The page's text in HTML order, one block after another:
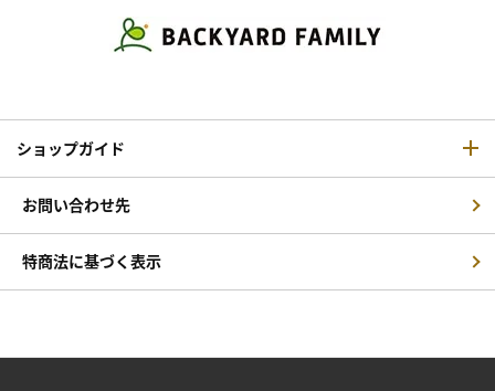
ショップガイド
お問い合わせ先
特商法に基づく表示